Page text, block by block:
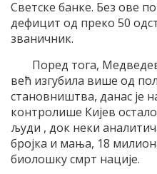
Светске банке. Без ове
дефицит од преко 50
званичник.
Поред тога,
већ изгубила више од
становништва, данас је
контролише Кијев
људи , док неки
бројка и мања, 18
биолошку смрт нације.